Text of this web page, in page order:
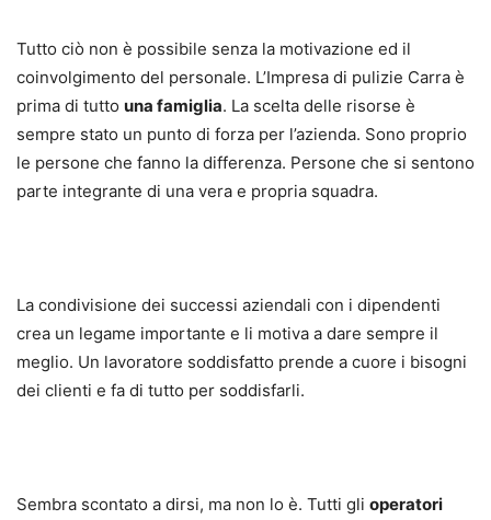
Tutto ciò non è possibile senza la motivazione ed il
coinvolgimento del personale. L’Impresa di pulizie Carra è
prima di tutto una famiglia. La scelta delle risorse è
sempre stato un punto di forza per l’azienda. Sono proprio
le persone che fanno la differenza. Persone che si sentono
parte integrante di una vera e propria squadra.
La condivisione dei successi aziendali con i dipendenti
crea un legame importante e li motiva a dare sempre il
meglio. Un lavoratore soddisfatto prende a cuore i bisogni
dei clienti e fa di tutto per soddisfarli.
Sembra scontato a dirsi, ma non lo è. Tutti gli operatori